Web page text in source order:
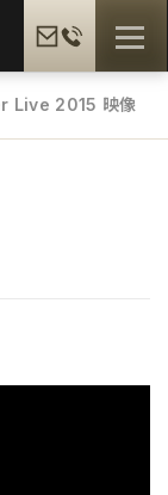
メニュ
脳疾患一覧
Live 2015 映像